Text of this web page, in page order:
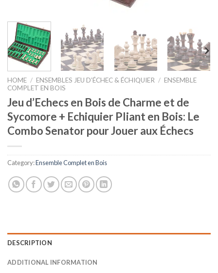
HOME / ENSEMBLES JEU D’ÉCHEC & ÉCHIQUIER / ENSEMBLE
COMPLET EN BOIS
Jeu d’Echecs en Bois de Charme et de
Sycomore + Echiquier Pliant en Bois: Le
Combo Senator pour Jouer aux Échecs
Category:Ensemble Complet en Bois
DESCRIPTION
ADDITIONAL INFORMATION